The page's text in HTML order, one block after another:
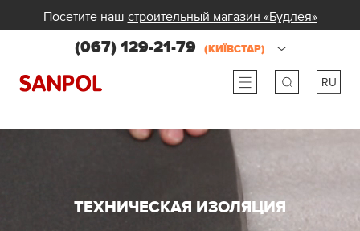
Посетите наш строительный магазин «Будлея»
(067) 129-21-79 (КИЇВСТАР)
RU
ua
ТЕХНИЧЕСКАЯ ИЗОЛЯЦИЯ